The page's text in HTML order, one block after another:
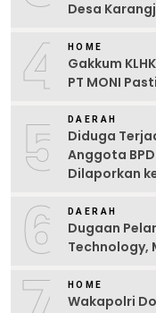
Desa
4 HOME
Gakkum
PT MONI
5 DAERAH
Diduga
Anggota
Dilaporkan
6 DAERAH
Dugaan
Technology,
HOME
Wakapolri